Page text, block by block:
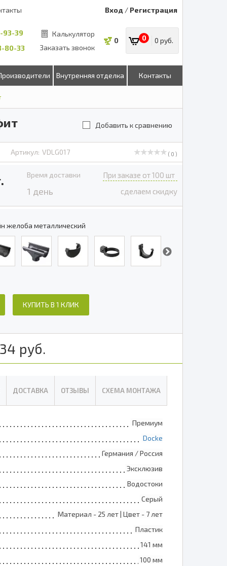
Вход / Регистрация
93-39
80-33
Калькулятор
Заказать звонок
0 0 0 руб.
Внутренняя отделка Контакты
Добавить к сравнению
Артикул: VDLG017 ( 0 )
Время доставки
1 день
При заказе от 100 шт
сделаем скидку
желоба металлический
КУПИТЬ В 1 КЛИК
руб.
ДОСТАВКА ОТЗЫВЫ СХЕМА МОНТАЖА
Премиум
Docke
Германия / Россия
Эксклюзив
Водостоки
Серый
Материал - 25 лет | Цвет - 7 лет
Пластик
141 мм
100 мм